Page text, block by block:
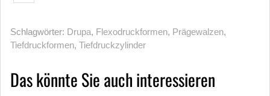
Schlagwörter: Drupa, Flexodruckformen, Prägewalzen,
Tiefdruckformen, Tiefdruckzylinder
Das könnte Sie auch interessieren